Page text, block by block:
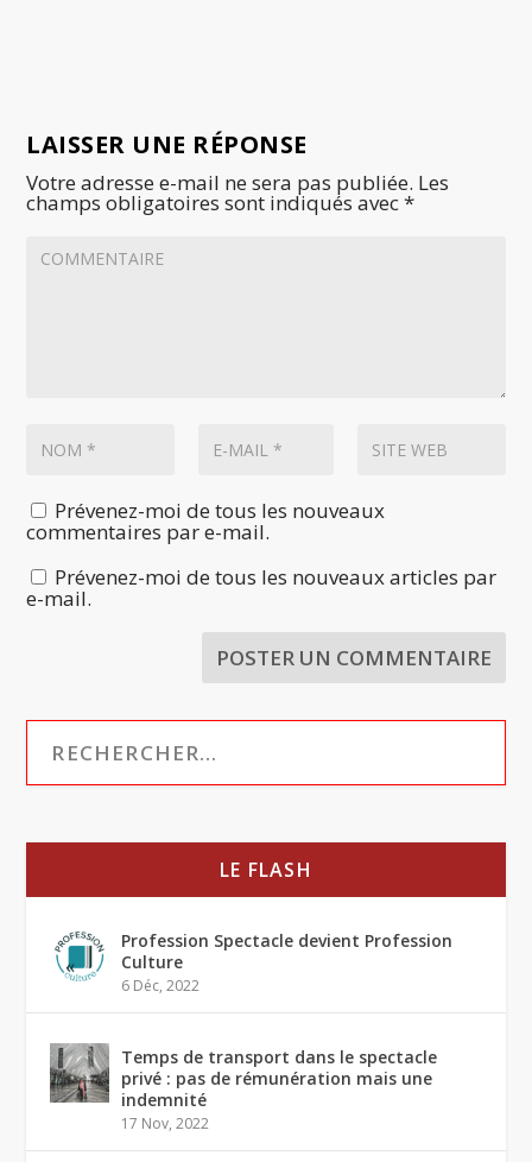
LAISSER UNE RÉPONSE
Votre adresse e-mail ne sera pas publiée. Les
champs obligatoires sont indiqués avec*
Prévenez-moi de tous les nouveaux
commentaires par e-mail.
Prévenez-moi de tous les nouveaux articles par
e-mail.
LE FLASH
Profession Spectacle devient Profession
Culture
6 Déc, 2022
Temps de transport dans le spectacle
privé : pas de rémunération mais une
indemnité
17 Nov, 2022